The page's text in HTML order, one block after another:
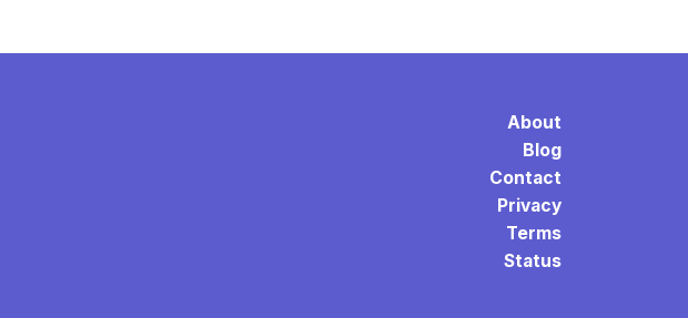
About
Blog
Contact
Privacy
Terms
Status